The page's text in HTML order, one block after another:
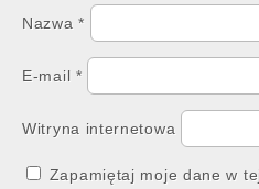
Nazwa*
E-mail *
Witryna internetowa
Zapamiętaj moje dane w